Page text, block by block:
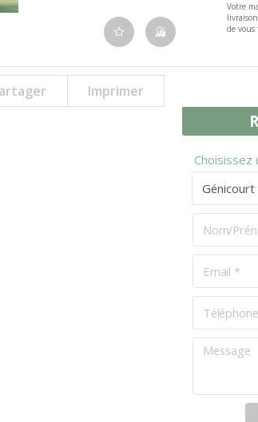
Votre
de vous
Imprimer
Choisissez